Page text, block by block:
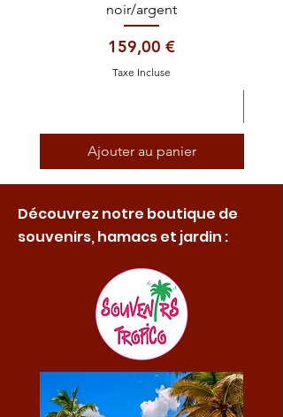
noir/argent
Prix
159,00 €
Taxe Incluse
Ajouter au panier
Découvrez notre boutique de
souvenirs, hamacs et jardin :